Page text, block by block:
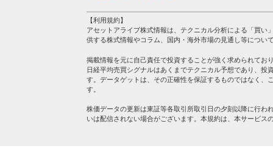
【利用規約】
アセットアライブ株式情報は、テクニカル分析による「買
供する株式情報やコラム、国内・海外市場の見通し等につい
掲載情報を元に自己責任で投資することが強く求められてお
日経平均売買シグナルはあくまでテクニカル予想であり、投
す。データゲットは、その正確性を保証するものではなく、
す。
株価データの更新は東証等各取引所取引日の夕刻以降に行わ
いは配信されない場合がございます。本規約は、本サービス